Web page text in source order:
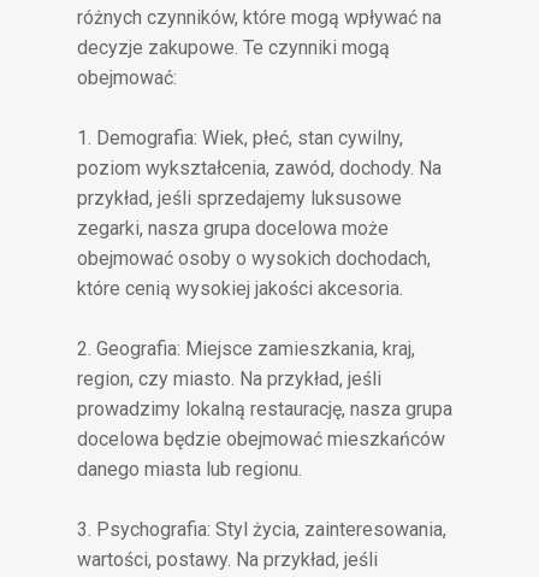
różnych czynników, które mogą wpływać na
decyzje zakupowe. Te czynniki mogą
obejmować:
1. Demografia: Wiek, płeć, stan cywilny,
poziom wykształcenia, zawód, dochody. Na
przykład, jeśli sprzedajemy luksusowe
zegarki, nasza grupa docelowa może
obejmować osoby o wysokich dochodach,
które cenią wysokiej jakości akcesoria.
2. Geografia: Miejsce zamieszkania, kraj,
region, czy miasto. Na przykład, jeśli
prowadzimy lokalną restaurację, nasza grupa
docelowa będzie obejmować mieszkańców
danego miasta lub regionu.
3. Psychografia: Styl życia, zainteresowania,
wartości, postawy. Na przykład, jeśli